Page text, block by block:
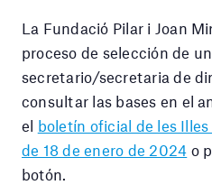
La Fundació Pilar i Joan
proceso de selección de
secretario/secretaria de
consultar las bases en el
el boletín oficial de les
de 18 de enero de 2024 o
botón.